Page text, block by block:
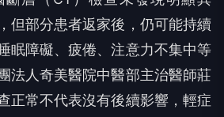
但部分患者返家後，仍可能持續
眠障礙、疲倦、注意力不集中等
法人奇美醫院中醫部主治醫師莊
正常不代表沒有後續影響，輕症